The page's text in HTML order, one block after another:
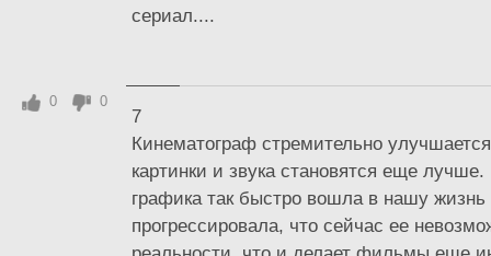
сериал....
7
Кинематограф стремительно
картинки и звука становятся еще
графика так быстро вошла в нашу жизнь
прогрессировала, что сейчас ее
0 0